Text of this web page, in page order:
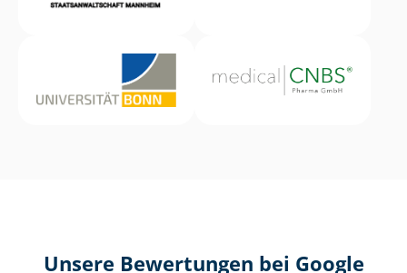
Unsere Bewertungen bei Google